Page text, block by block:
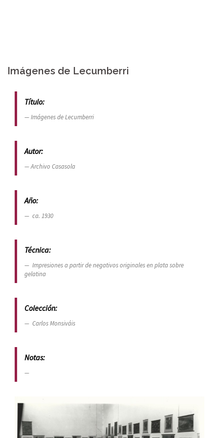
Imágenes de Lecumberri
Título:
Imágenes de Lecumberri
Autor:
Archivo Casasola
Año:
ca. 1930
Técnica:
Impresiones a partir de negativos originales en plata sobre
gelatina
Colección:
Carlos Monsiváis
Notas: